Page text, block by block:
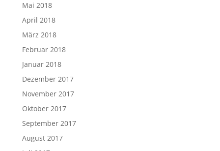
Oktober 2018
September 2018
Juli 2018
Juni 2018
Mai 2018
April 2018
März 2018
Februar 2018
Januar 2018
Dezember 2017